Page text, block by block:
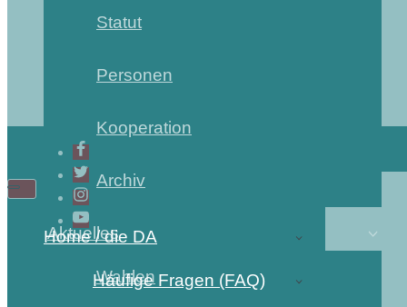
Statut
Personen
Kooperation
Archiv
Aktuelles
Wahlen
Navigations-
Navigations-
Home / die DA
Häufige Fragen (FAQ)